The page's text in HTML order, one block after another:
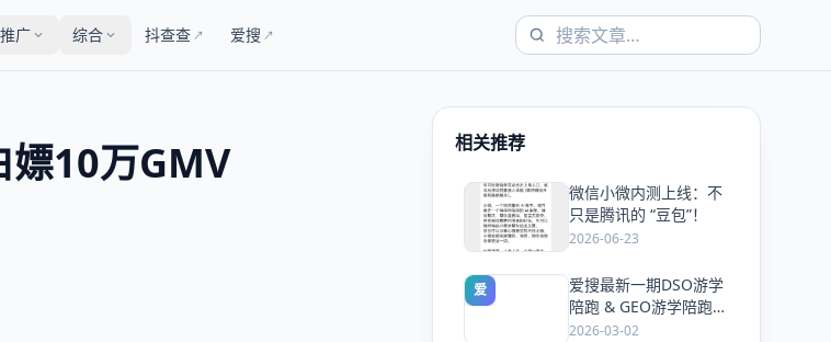
推广 综合 抖查查 ↗ 爱搜 ↗
嫖10万GMV 相关推荐
爱
微信小微内测上线：不
只是腾讯的 “豆包”！
2026-06-23
爱
爱搜最新一期DSO游学
陪跑 & GEO游学陪跑双
课同开，5天手把手教
2026-03-02